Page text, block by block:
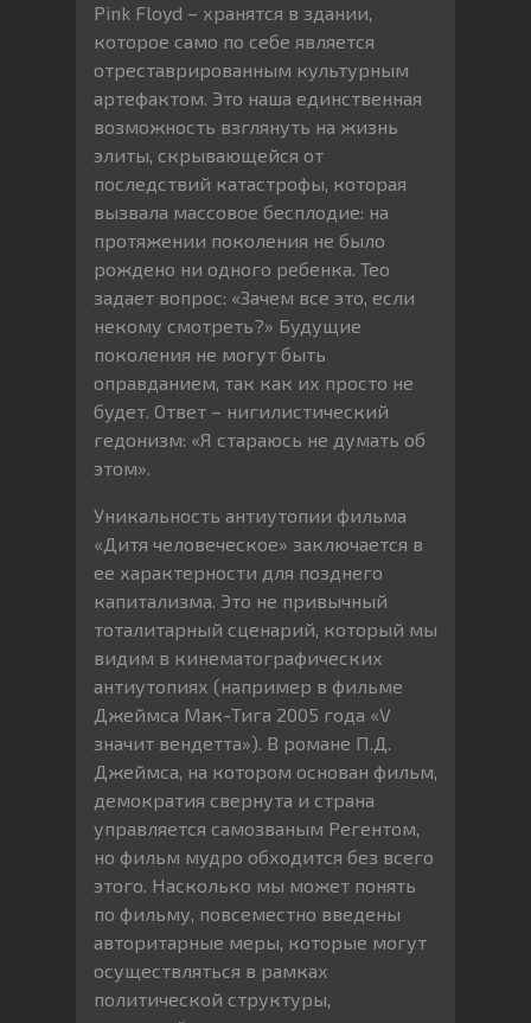
Pink Floyd – хранятся в здании,
которое само по себе является
отреставрированным культурным
артефактом. Это наша единственная
возможность взглянуть на жизнь
элиты, скрывающейся от
последствий катастрофы, которая
вызвала массовое бесплодие: на
протяжении поколения не было
рождено ни одного ребенка. Тео
задает вопрос: «Зачем все это, если
некому смотреть?» Будущие
поколения не могут быть
оправданием, так как их просто не
будет. Ответ – нигилистический
гедонизм: «Я стараюсь не думать об
этом».
Уникальность антиутопии фильма
«Дитя человеческое» заключается в
ее характерности для позднего
капитализма. Это не привычный
тоталитарный сценарий, который мы
видим в кинематографических
антиутопиях (например в фильме
Джеймса Мак-Тига 2005 года «V
значит вендетта»). В романе П.Д.
Джеймса, на котором основан фильм,
демократия свернута и страна
управляется самозваным Регентом,
но фильм мудро обходится без всего
этого. Насколько мы может понять
по фильму, повсеместно введены
авторитарные меры, которые могут
осуществляться в рамках
политической структуры,